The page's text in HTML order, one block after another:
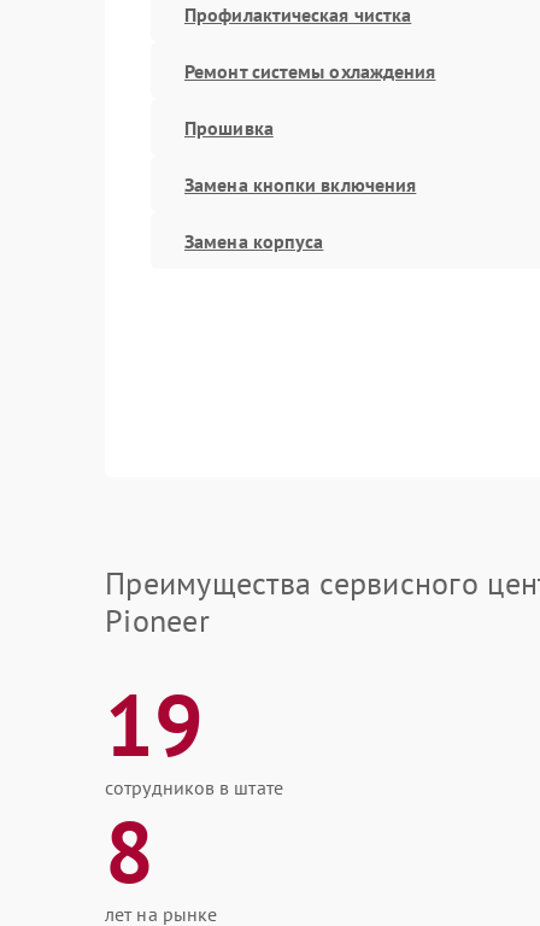
Профилактическая чистка
Ремонт системы охлаждения
Прошивка
Замена кнопки включения
Замена корпуса
Преимущества сервисного
Pioneer
19
сотрудников в штате
8
лет на рынке